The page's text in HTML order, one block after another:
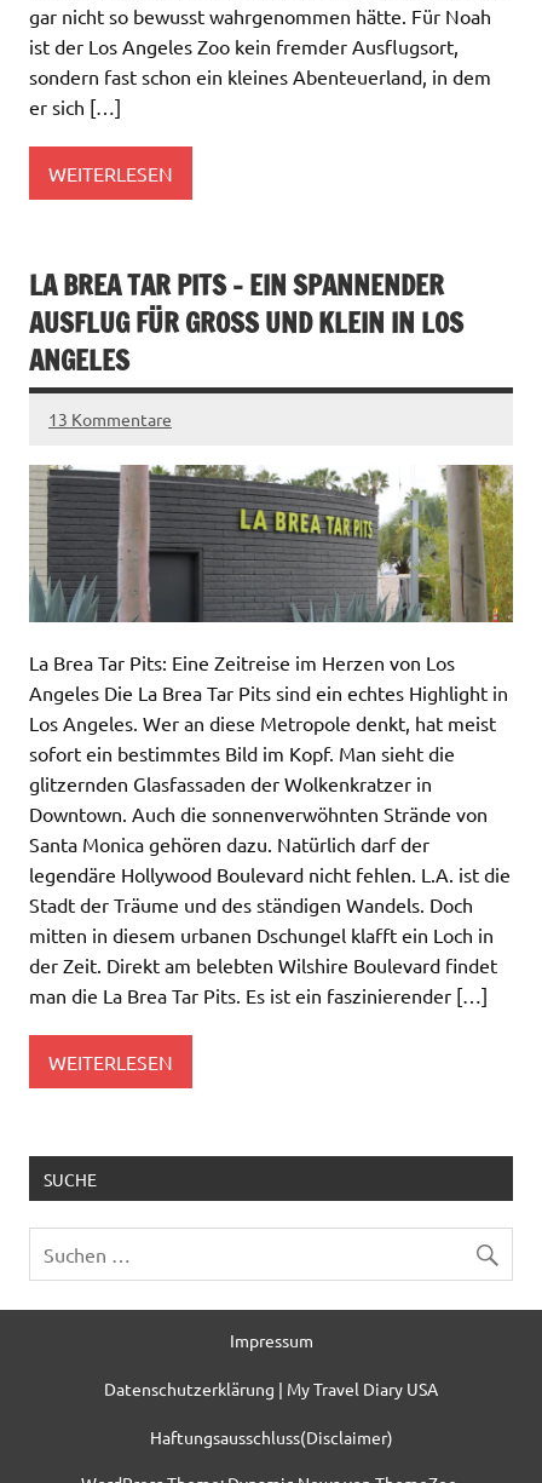
gar nicht so bewusst wahrgenommen hätte. Für Noah
ist der Los Angeles Zoo kein fremder Ausflugsort,
sondern fast schon ein kleines Abenteuerland, in dem
er sich […]
WEITERLESEN
LA BREA TAR PITS – EIN SPANNENDER
AUSFLUG FÜR GROSS UND KLEIN IN LOS A
NGELES
13 Kommentare
La Brea Tar Pits: Eine Zeitreise im Herzen von Los
Angeles Die La Brea Tar Pits sind ein echtes Highlight in
Los Angeles. Wer an diese Metropole denkt, hat meist
sofort ein bestimmtes Bild im Kopf. Man sieht die
glitzernden Glasfassaden der Wolkenkratzer in
Downtown. Auch die sonnenverwöhnten Strände von
Santa Monica gehören dazu. Natürlich darf der
legendäre Hollywood Boulevard nicht fehlen. L.A. ist die
Stadt der Träume und des ständigen Wandels. Doch
mitten in diesem urbanen Dschungel klafft ein Loch in
der Zeit. Direkt am belebten Wilshire Boulevard findet
man die La Brea Tar Pits. Es ist ein faszinierender […]
WEITERLESEN
SUCHE
Impressum
Datenschutzerklärung | My Travel Diary USA
Haftungsausschluss(Disclaimer)